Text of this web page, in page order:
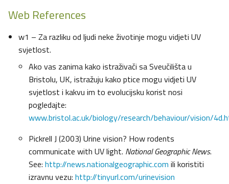
Web References
w1 – Za razliku od ljudi neke životinje mogu vidjeti UV
svjetlost.
Ako vas zanima kako istraživači sa Sveučilišta u
Bristolu, UK, istražuju kako ptice mogu vidjeti UV
svjetlost i kakvu im to evolucijsku korist nosi
pogledajte:
www.bristol.ac.uk/biology/research/behaviour/vision/
Pickrell J (2003) Urine vision? How rodents
communicate with UV light. National Geographic News.
See: http://news.nationalgeographic.com ili koristiti
izravnu vezu: http://tinyurl.com/urinevision